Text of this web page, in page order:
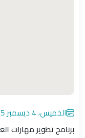
الخميس، 4 ديسمبر 2025
برنامج تطوير مهارات